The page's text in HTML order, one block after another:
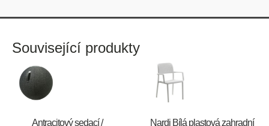
Související produkty
Antracitový sedací / Nardi Bílá plastová zahradní